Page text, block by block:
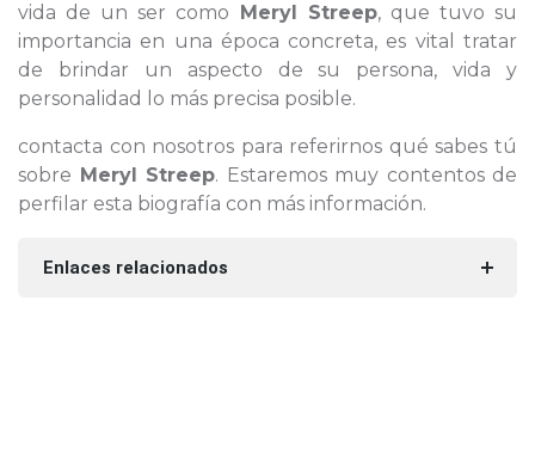
vida de un ser como Meryl Streep, que tuvo su
importancia en una época concreta, es vital tratar
de brindar un aspecto de su persona, vida y
personalidad lo más precisa posible.
contacta con nosotros para referirnos qué sabes tú
sobre Meryl Streep. Estaremos muy contentos de
perfilar esta biografía con más información.
Enlaces relacionados